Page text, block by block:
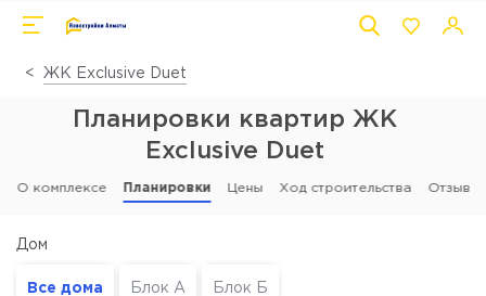
ЖК Exclusive Duet
Планировки квартир ЖК
Exclusive Duet
О комплексе Планировки Цены Ход строительства Отзывы
Дом
Все дома Блок А Блок Б